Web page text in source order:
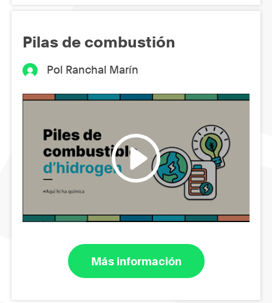
Pilas de combustión
Pol Ranchal Marín
Más información